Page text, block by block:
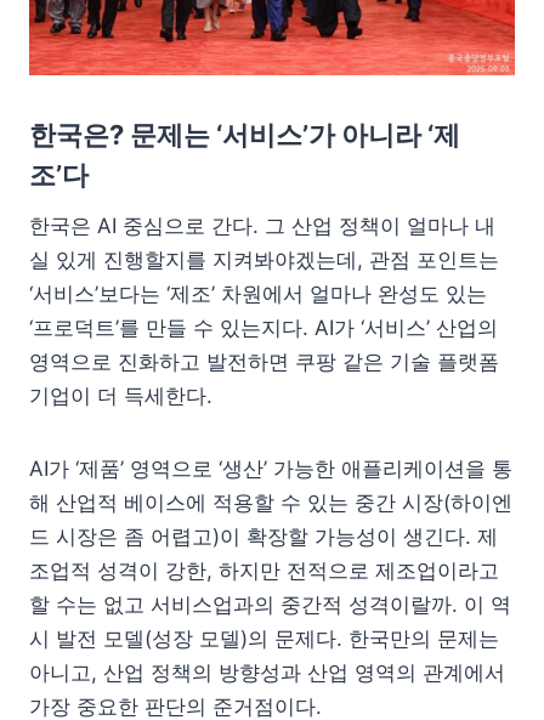
한국은? 문제는 ‘서비스’가 아니라 ‘제
조’다
한국은 AI 중심으로 간다. 그 산업 정책이 얼마나 내
실 있게 진행할지를 지켜봐야겠는데, 관점 포인트는
‘서비스’보다는 ‘제조’ 차원에서 얼마나 완성도 있는
‘프로덕트’를 만들 수 있는지다. AI가 ‘서비스’ 산업의
영역으로 진화하고 발전하면 쿠팡 같은 기술 플랫폼
기업이 더 득세한다.
AI가 ‘제품’ 영역으로 ‘생산’ 가능한 애플리케이션을 통
해 산업적 베이스에 적용할 수 있는 중간 시장(하이엔
드 시장은 좀 어렵고)이 확장할 가능성이 생긴다. 제
조업적 성격이 강한, 하지만 전적으로 제조업이라고
할 수는 없고 서비스업과의 중간적 성격이랄까. 이 역
시 발전 모델(성장 모델)의 문제다. 한국만의 문제는
아니고, 산업 정책의 방향성과 산업 영역의 관계에서
가장 중요한 판단의 준거점이다.